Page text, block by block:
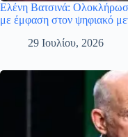
Ελένη Βατσινά:
με έμφαση στον ψηφιακό
29 Ιουλίου, 2026